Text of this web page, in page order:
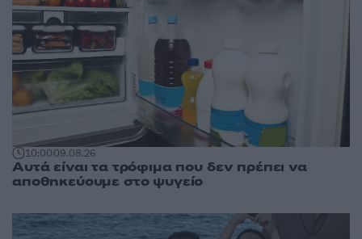
10:0009.08.26
Αυτά είναι τα τρόφιμα που δεν πρέπει να
αποθηκεύουμε στο ψυγείο